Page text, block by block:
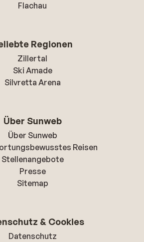
Flachau
Regionen
Zillertal
Ski Amade
Silvretta Arena
Über Sunweb
Über Sunweb
Reisen
Stellenangebote
Presse
Sitemap
& Cookies
Datenschutz